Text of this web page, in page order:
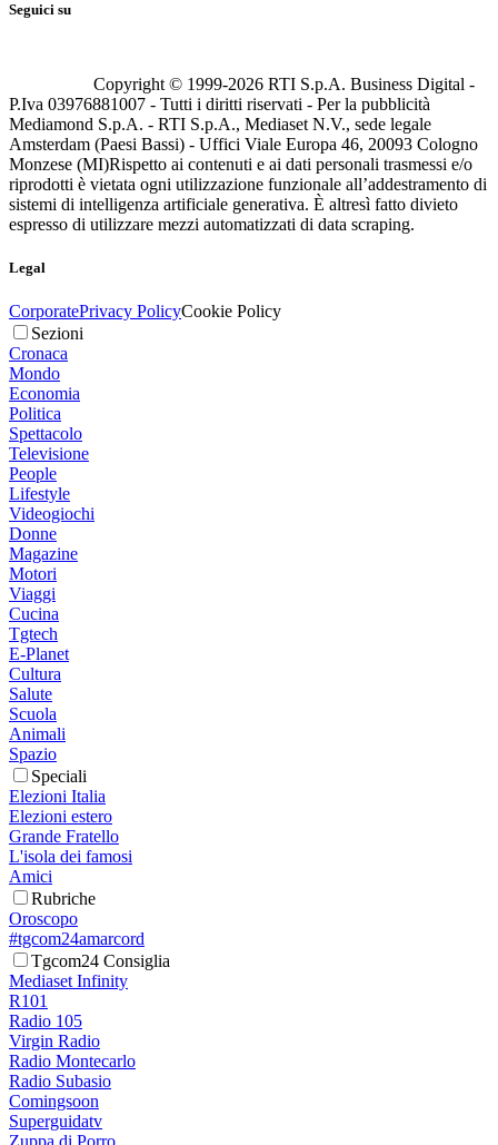
Seguici su
Copyright © 1999-2026 RTI S.p.A. Business Digital -
P.Iva 03976881007 - Tutti i diritti riservati - Per la pubblicità
Mediamond S.p.A. - RTI S.p.A., Mediaset N.V., sede legale
Amsterdam (Paesi Bassi) - Uffici Viale Europa 46, 20093 Cologno
Monzese (MI)Rispetto ai contenuti e ai dati personali trasmessi e/o
riprodotti è vietata ogni utilizzazione funzionale all’addestramento di
sistemi di intelligenza artificiale generativa. È altresì fatto divieto
espresso di utilizzare mezzi automatizzati di data scraping.
Legal
CorporatePrivacy PolicyCookie Policy
Sezioni
Cronaca
Mondo
Economia
Politica
Spettacolo
Televisione
People
Lifestyle
Videogiochi
Donne
Magazine
Motori
Viaggi
Cucina
Tgtech
E-Planet
Cultura
Salute
Scuola
Animali
Spazio
Speciali
Elezioni Italia
Elezioni estero
Grande Fratello
L'isola dei famosi
Amici
Rubriche
Oroscopo
#tgcom24amarcord
Tgcom24 Consiglia
Mediaset Infinity
R101
Radio 105
Virgin Radio
Radio Montecarlo
Radio Subasio
Comingsoon
Superguidatv
Zuppa di Porro